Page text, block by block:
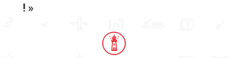
! »